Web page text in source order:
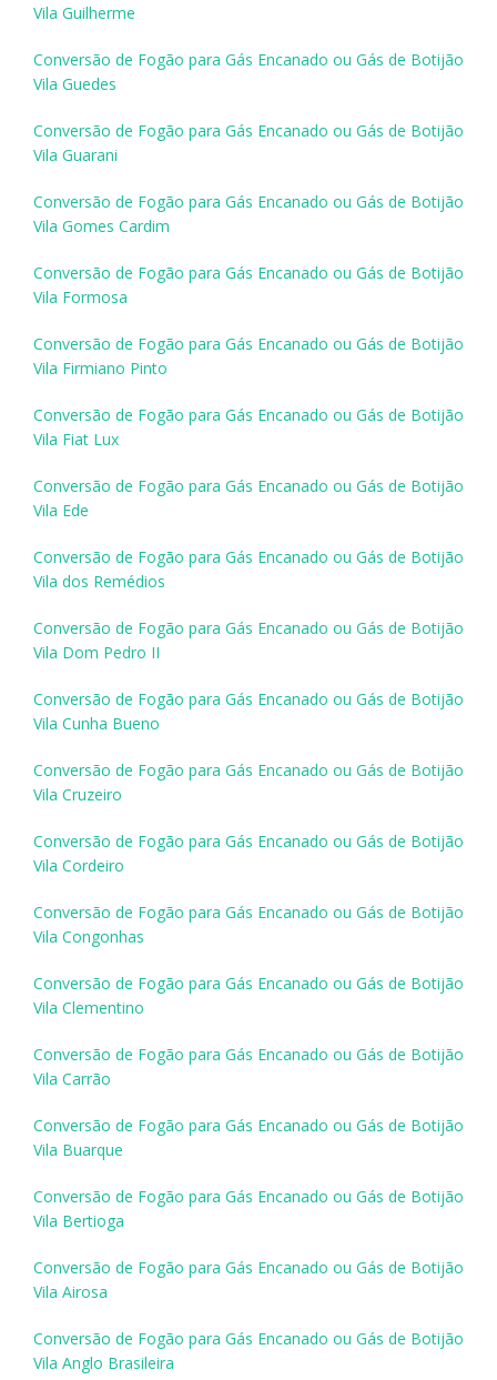
Vila Guilherme
Conversão de Fogão para Gás Encanado ou Gás de Botijão
Vila Guedes
Conversão de Fogão para Gás Encanado ou Gás de Botijão
Vila Guarani
Conversão de Fogão para Gás Encanado ou Gás de Botijão
Vila Gomes Cardim
Conversão de Fogão para Gás Encanado ou Gás de Botijão
Vila Formosa
Conversão de Fogão para Gás Encanado ou Gás de Botijão
Vila Firmiano Pinto
Conversão de Fogão para Gás Encanado ou Gás de Botijão
Vila Fiat Lux
Conversão de Fogão para Gás Encanado ou Gás de Botijão
Vila Ede
Conversão de Fogão para Gás Encanado ou Gás de Botijão
Vila dos Remédios
Conversão de Fogão para Gás Encanado ou Gás de Botijão
Vila Dom Pedro II
Conversão de Fogão para Gás Encanado ou Gás de Botijão
Vila Cunha Bueno
Conversão de Fogão para Gás Encanado ou Gás de Botijão
Vila Cruzeiro
Conversão de Fogão para Gás Encanado ou Gás de Botijão
Vila Cordeiro
Conversão de Fogão para Gás Encanado ou Gás de Botijão
Vila Congonhas
Conversão de Fogão para Gás Encanado ou Gás de Botijão
Vila Clementino
Conversão de Fogão para Gás Encanado ou Gás de Botijão
Vila Carrão
Conversão de Fogão para Gás Encanado ou Gás de Botijão
Vila Buarque
Conversão de Fogão para Gás Encanado ou Gás de Botijão
Vila Bertioga
Conversão de Fogão para Gás Encanado ou Gás de Botijão
Vila Airosa
Conversão de Fogão para Gás Encanado ou Gás de Botijão
Vila Anglo Brasileira